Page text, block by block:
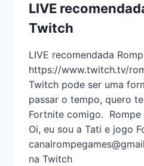
LIVE
Twitch
LIVE recomendada
https://www.twitch.tv/
Twitch pode ser uma
passar o tempo, quero
Fortnite comigo. Rompe
Oi, eu sou a Tati e jogo
na Twitch